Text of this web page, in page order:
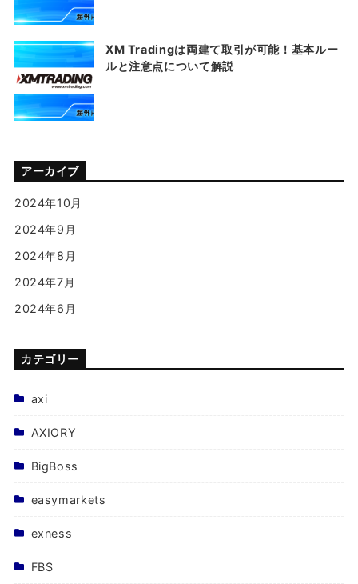
XM Tradingは両建て取引が可能！基本ルー
ルと注意点について解説
アーカイブ
2024年10月
2024年9月
2024年8月
2024年7月
2024年6月
カテゴリー
axi
AXIORY
BigBoss
easymarkets
exness
FBS